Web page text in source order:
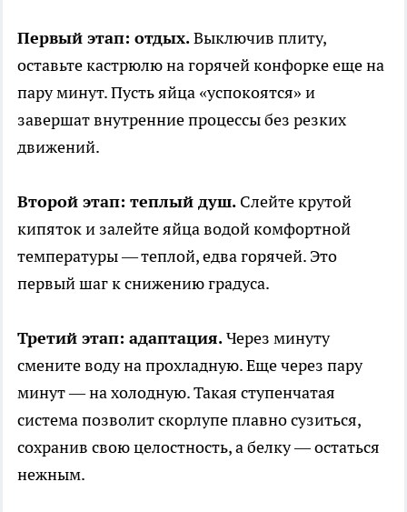
Первый этап: отдых.Выключив плиту,
оставьте кастрюлю на горячей конфорке еще на
пару минут. Пусть яйца «успокоятся» и
завершат внутренние процессы без резких
движений.
Второй этап: теплый душ. Слейте крутой
кипяток и залейте яйца водой комфортной
температуры — теплой, едва горячей. Это
первый шаг к снижению градуса.
Третий этап: адаптация.Через минуту
смените воду на прохладную. Еще через пару
минут — на холодную. Такая ступенчатая
система позволит скорлупе плавно сузиться,
сохранив свою целостность, а белку — остаться
нежным.